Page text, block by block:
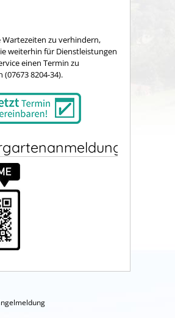
Wartezeiten zu verhindern,
weiterhin für Dienstleistungen
einen Termin zu
(07673 8204-34).